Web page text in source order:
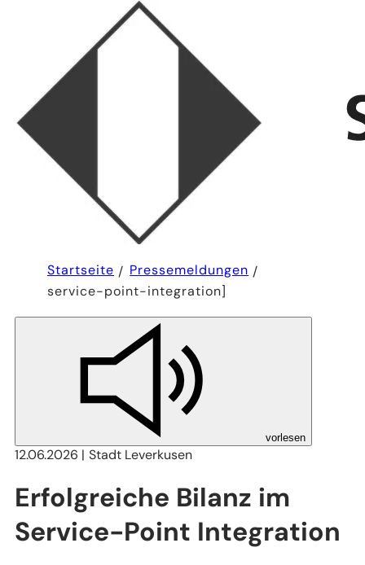
Startseite
Pressemeldungen
service-point-integration]
vorlesen
12.06.2026 Stadt Leverkusen
Erfolgreiche Bilanz im
Service-Point Integration